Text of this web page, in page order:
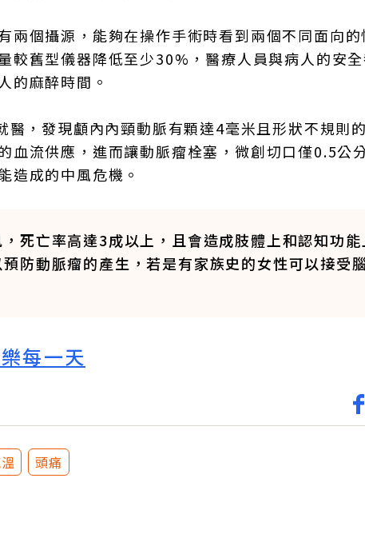
個攝源，能夠在操作手術時看到兩個不同面向的
較舊型儀器降低至少30%，醫療人員與病人的安
的麻醉時間。
，發現顱內內頸動脈有顆達4毫米且形狀不規則
流供應，進而讓動脈瘤栓塞，微創切口僅0.5公
造成的中風危機。
死亡率高達3成以上，且會造成肢體上和認知功能
防動脈瘤的產生，若是有家族史的女性可以接受
每一天
頭痛